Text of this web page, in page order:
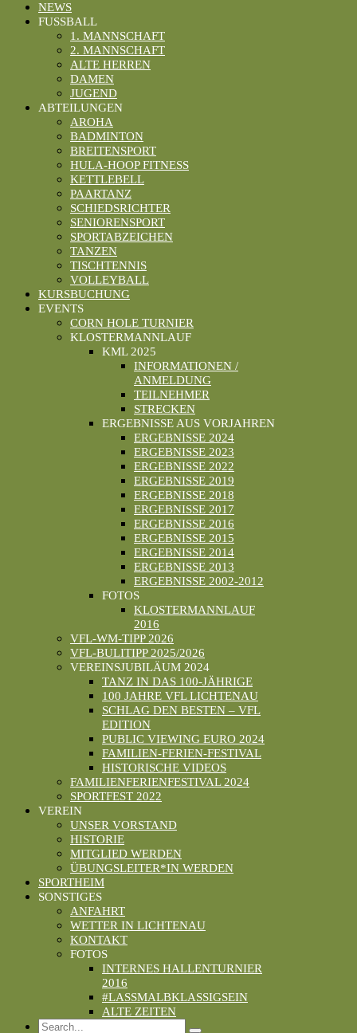
NEWS
FUSSBALL
1. MANNSCHAFT
2. MANNSCHAFT
ALTE HERREN
DAMEN
JUGEND
ABTEILUNGEN
AROHA
BADMINTON
BREITENSPORT
HULA-HOOP FITNESS
KETTLEBELL
PAARTANZ
SCHIEDSRICHTER
SENIORENSPORT
SPORTABZEICHEN
TANZEN
TISCHTENNIS
VOLLEYBALL
KURSBUCHUNG
EVENTS
CORN HOLE TURNIER
KLOSTERMANNLAUF
KML 2025
INFORMATIONEN /
ANMELDUNG
TEILNEHMER
STRECKEN
ERGEBNISSE AUS VORJAHREN
ERGEBNISSE 2024
ERGEBNISSE 2023
ERGEBNISSE 2022
ERGEBNISSE 2019
ERGEBNISSE 2018
ERGEBNISSE 2017
ERGEBNISSE 2016
ERGEBNISSE 2015
ERGEBNISSE 2014
ERGEBNISSE 2013
ERGEBNISSE 2002-2012
FOTOS
KLOSTERMANNLAUF
2016
VFL-WM-TIPP 2026
VFL-BULITIPP 2025/2026
VEREINSJUBILÄUM 2024
TANZ IN DAS 100-JÄHRIGE
100 JAHRE VFL LICHTENAU
SCHLAG DEN BESTEN – VFL
EDITION
PUBLIC VIEWING EURO 2024
FAMILIEN-FERIEN-FESTIVAL
HISTORISCHE VIDEOS
FAMILIENFERIENFESTIVAL 2024
SPORTFEST 2022
VEREIN
UNSER VORSTAND
HISTORIE
MITGLIED WERDEN
ÜBUNGSLEITER*IN WERDEN
SPORTHEIM
SONSTIGES
ANFAHRT
WETTER IN LICHTENAU
KONTAKT
FOTOS
INTERNES HALLENTURNIER
2016
#LASSMALBKLASSIGSEIN
ALTE ZEITEN
Search